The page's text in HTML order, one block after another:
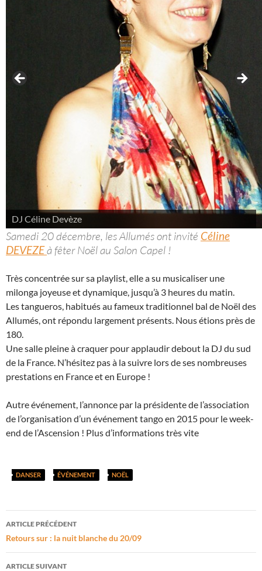
DJ Céline Devèze
Samedi 20 décembre, les Allumés ont invité Céline
DEVEZEà fêter Noël au Salon Capel !
Très concentrée sur sa playlist, elle a su musicaliser une
milonga joyeuse et dynamique, jusqu’à 3 heures du matin.
Les tangueros, habitués au fameux traditionnel bal de Noël des
Allumés, ont répondu largement présents. Nous étions près de
180.
Une salle pleine à craquer pour applaudir debout la DJ du sud
de la France. N’hésitez pas à la suivre lors de ses nombreuses
prestations en France et en Europe !
Autre événement, l’annonce par la présidente de l’association
de l’organisation d’un événement tango en 2015 pour le week-
end de l’Ascension ! Plus d’informations très vite
DANSER ÉVÉNEMENT NOËL
Navigation
des
articles
ARTICLE PRÉCÉDENT
Retours sur : la nuit blanche du 20/09
ARTICLE SUIVANT